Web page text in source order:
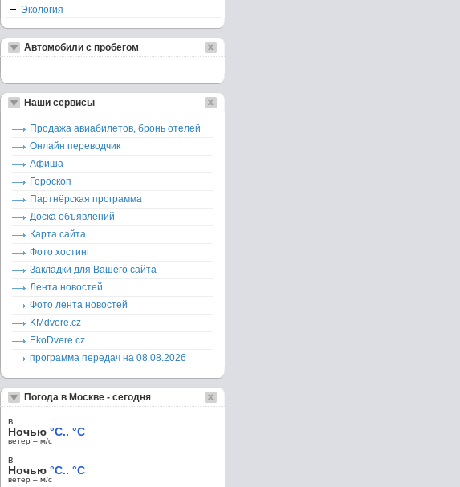
Экология
Автомобили с пробегом
Наши сервисы
Продажа авиабилетов, бронь отелей
Онлайн переводчик
Афиша
Гороскоп
Партнёрская программа
Доска объявлений
Карта сайта
Фото хостинг
Закладки для Вашего сайта
Лента новостей
Фото лента новостей
KMdvere.cz
EkoDvere.cz
программа передач на 08.08.2026
Погода в Москве - сегодня
в
Ночью °C.. °C
ветер – м/c
в
Ночью °C.. °C
ветер – м/c